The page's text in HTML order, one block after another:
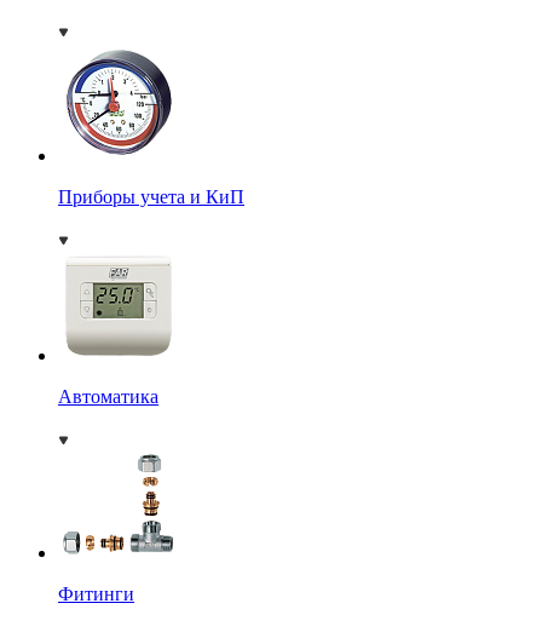
Приборы учета и КиП
Автоматика
Фитинги